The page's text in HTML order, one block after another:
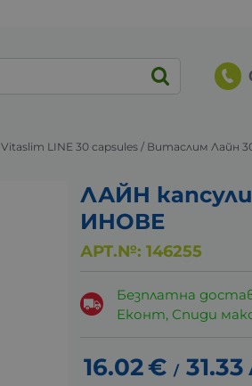
Vitaslim LINE 30 capsules / Витаслим Лайн
ЛАЙН
ИНОВЕ
АРТ.№: 146255
Безплатна
Еконт, Спиди
16.02€ / 31.33